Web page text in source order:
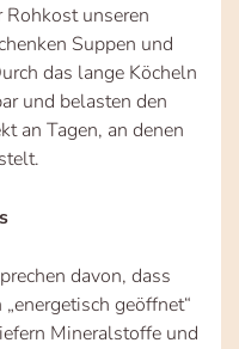
unseren
Suppen und
das lange Köcheln
und belasten den
an Tagen, an denen
davon, dass
geöffnet“
Mineralstoffe und